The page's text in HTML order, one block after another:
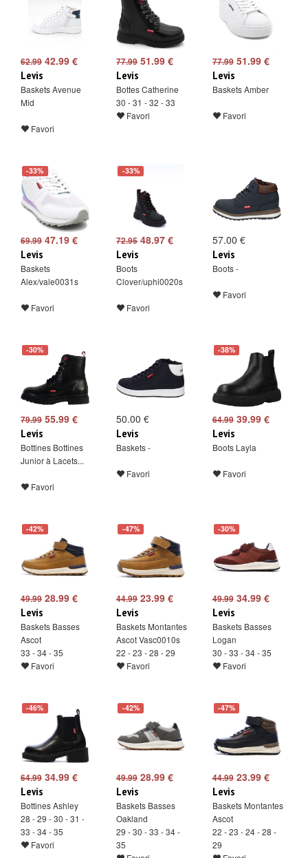
62.99 42.99 €
Levis
Baskets Avenue
Mid
Favori
77.9951.99 €
Levis
Bottes Catherine
30 - 31 - 32 - 33
Favori
77.9951.99 €
Levis
Baskets Amber
Favori
-33%
69.99 47.19 €
Levis
Baskets
Alex/vale0031s
Favori
-33%
72.9548.97 €
Levis
Boots
Clover/uphi0020s
Favori
57.00 €
Levis
Boots -
Favori
-30%
79.99 55.99 €
Levis
Bottines Bottines
Junior à Lacets...
Favori
50.00 €
Levis
Baskets -
Favori
-38%
64.9939.99 €
Levis
Boots Layla
Favori
-42%
49.99 28.99 €
Levis
Baskets Basses
Ascot
33 - 34 - 35
Favori
-47%
44.9923.99 €
Levis
Baskets Montantes
Ascot Vasc0010s
22 - 23 - 28 - 29
Favori
-30%
49.9934.99 €
Levis
Baskets Basses
Logan
30 - 33 - 34 - 35
Favori
-46%
64.99 34.99 €
Levis
Bottines Ashley
28 - 29 - 30 - 31 -
33 - 34 - 35
Favori
-42%
49.9928.99 €
Levis
Baskets Basses
Oakland
29 - 30 - 33 - 34 -
35
-47%
44.9923.99 €
Levis
Baskets Montantes
Ascot
22 - 23 - 24 - 28 -
29